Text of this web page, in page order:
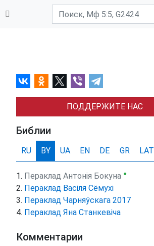
ПОДДЕРЖИТЕ НАС
Библии
RU BY UA EN DE GR LAT
Пераклад Антонія Бокуна ●
Пераклад Васіля Сёмухі
Пераклад Чарняўскага 2017
Пераклад Яна Станкевіча
Комментарии